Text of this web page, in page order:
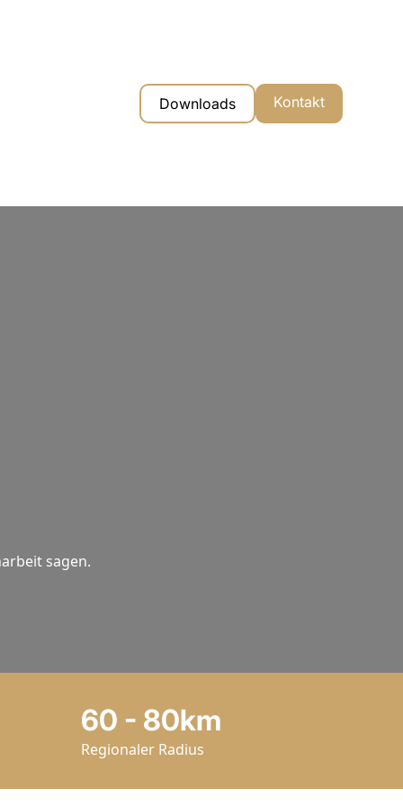
Downloads Kontakt
sagen.
60 - 80km
Regionaler Radius